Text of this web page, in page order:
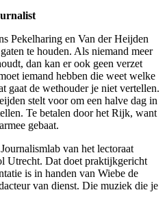
Pekelharing en Van der Heijden
te houden. Als niemand meer
dan kan er ook geen verzet
iemand hebben die weet welke
gaat de wethouder je niet vertellen.
stelt voor om een halve dag in
Te betalen door het Rijk, want
gebaat.
van het lectoraat
Utrecht. Dat doet praktijkgericht
is in handen van Wiebe de
van dienst. Die muziek die je